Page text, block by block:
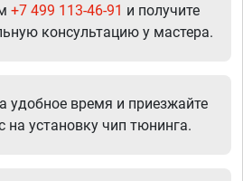
+7 499 113-46-91 и получите
консультацию у мастера.
удобное время и приезжайте
на установку чип тюнинга.